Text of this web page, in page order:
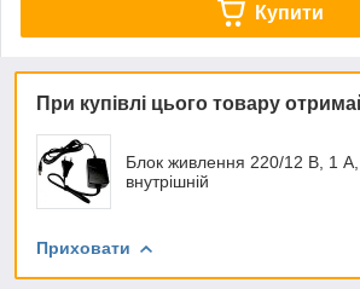
Купити
При купівлі цього товару
Блок живлення 220/12 В, 1 А,
внутрішній
Приховати